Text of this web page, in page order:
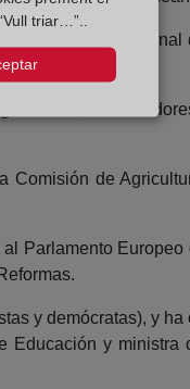
ministro
Social,
de
Parlamento
y demócratas), y
Educación y ministra
triar…”..